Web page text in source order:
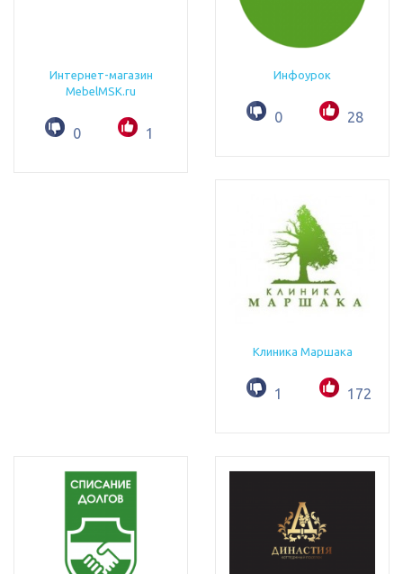
Интернет-магазин
MebelMSK.ru
0 1
Инфоурок
0 28
Клиника Маршака
1 172